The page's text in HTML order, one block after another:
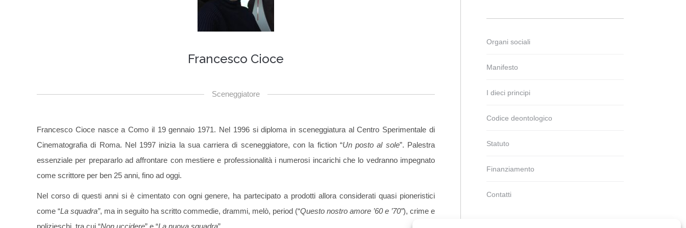
Francesco Cioce
Sceneggiatore
Francesco Cioce nasce a Como il 19 gennaio 1971. Nel 1996 si diploma in sceneggiatura al Centro Sperimentale di
Cinematografia di Roma. Nel 1997 inizia la sua carriera di sceneggiatore, con la fiction “Un posto al sole”. Palestra
essenziale per prepararlo ad affrontare con mestiere e professionalità i numerosi incarichi che lo vedranno impegnato
come scrittore per ben 25 anni, fino ad oggi.
Nel corso di questi anni si è cimentato con ogni genere, ha partecipato a prodotti allora considerati quasi pioneristici
come “La squadra”, ma in seguito ha scritto commedie, drammi, melò, period (“Questo nostro amore ’60 e ’70″), crime e
polizieschi, tra cui “Non uccidere” e “La nuova squadra”.
Organi sociali
Manifesto
I dieci principi
Codice deontologico
Statuto
Finanziamento
Contatti